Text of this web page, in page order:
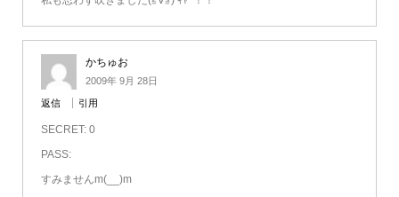
かちゅお
2009年 9月 28日
返信 引用
SECRET: 0
PASS:
すみませんm(__)m